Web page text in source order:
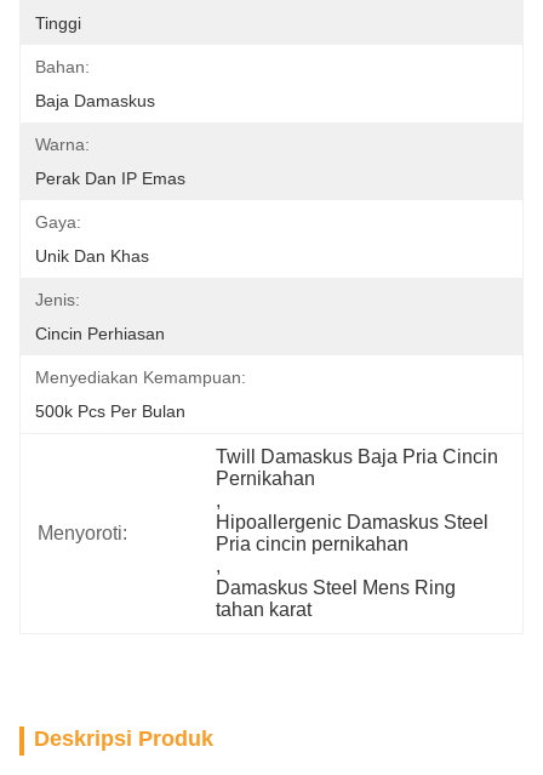
Tinggi
Bahan:
Baja Damaskus
Warna:
Perak Dan IP Emas
Gaya:
Unik Dan Khas
Jenis:
Cincin Perhiasan
Menyediakan Kemampuan:
500k Pcs Per Bulan
Menyoroti:
Twill Damaskus Baja Pria Cincin
Pernikahan
,
Hipoallergenic Damaskus Steel
Pria cincin pernikahan
,
Damaskus Steel Mens Ring
tahan karat
Deskripsi Produk